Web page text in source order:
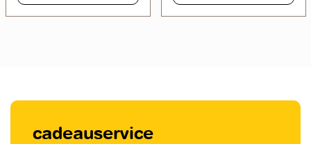
cadeauservice